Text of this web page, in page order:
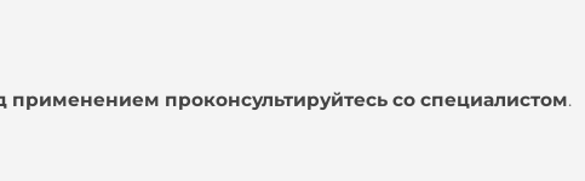
применением проконсультируйтесь со специалистом.